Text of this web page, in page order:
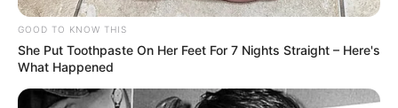
GOOD TO KNOW THIS
She Put Toothpaste On Her Feet For 7 Nights Straight – Here's
What Happened